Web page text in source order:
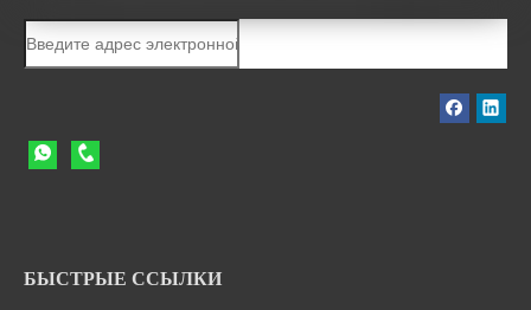
БЫСТРЫЕ ССЫЛКИ